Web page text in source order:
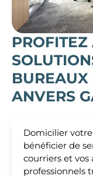
ANVERS
Domicilier
bénéficier de
courriers et vos
professionnels